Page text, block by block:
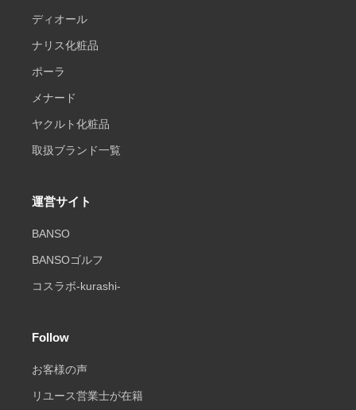
ディオール
ナリス化粧品
ポーラ
メナード
ヤクルト化粧品
取扱ブランド一覧
運営サイト
BANSO
BANSOゴルフ
コスラボ-kurashi-
Follow
お客様の声
リユース営業士が在籍